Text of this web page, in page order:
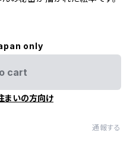
only
cart
まいの方向け
通報する